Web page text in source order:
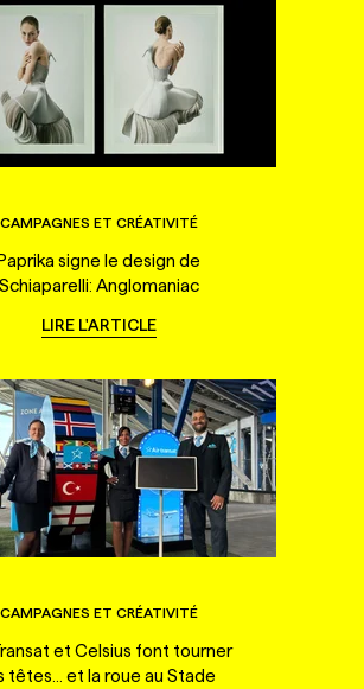
CAMPAGNES ET CRÉATIVITÉ
Paprika signe le design de
Schiaparelli: Anglomaniac
LIRE L'ARTICLE
CAMPAGNES ET CRÉATIVITÉ
et Celsius font tourner
têtes... et la roue au Stade